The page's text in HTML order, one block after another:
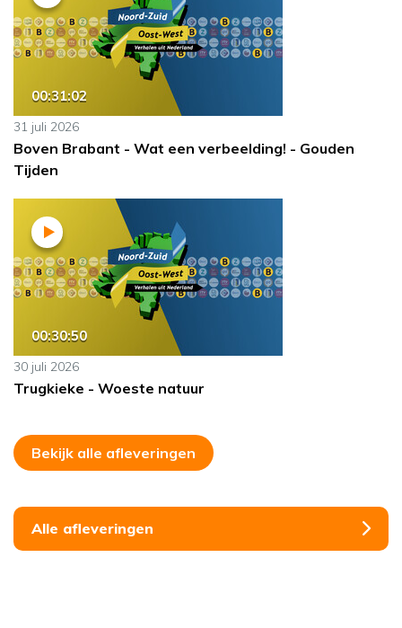
00:31:02
31 juli 2026
Boven Brabant - Wat een verbeelding! - Gouden
Tijden
00:30:50
30 juli 2026
Trugkieke - Woeste natuur
Bekijk alle afleveringen
Alle afleveringen